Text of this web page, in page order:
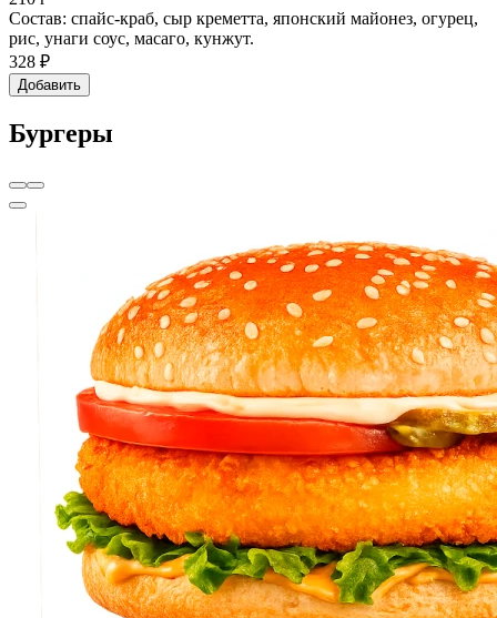
Состав: спайс-краб, сыр креметта, японский майонез, огурец,
рис, унаги соус, масаго, кунжут.
328 ₽
Добавить
Бургеры